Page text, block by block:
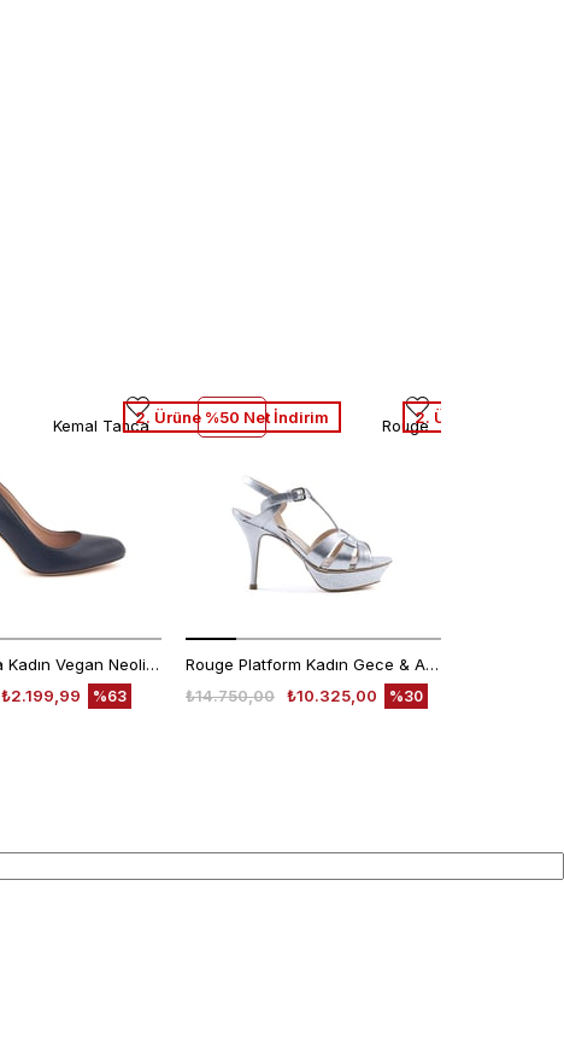
Kemal Tanca Kadın Vegan Neolit Taban Lacivert Gece & Abiye Ayakkabı
₺2.199,99
%63
Kemal Tanca
Rouge Platform Kadın Gece & Abiye Ayakkabı 666-302
₺10.325,00
₺14.750,00 %30
2. Ürüne %50 Net İndirim Rouge2. Ürüne %50 Net